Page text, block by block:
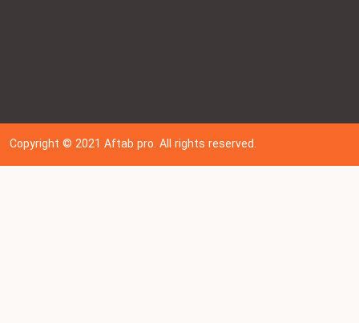
Copyright © 202 1Aftab pro. All rights reserved.